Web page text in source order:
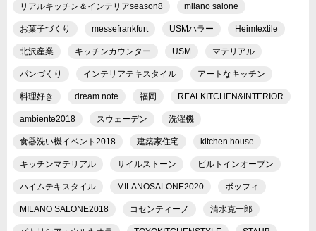
リアルキッチン＆インテリアseason8 milano salone
お菓子づくり messefrankfurt USMハラー Heimtextile
北沢産業 キッチンカウンター USM マテリアル
パンづくり インテリアテキスタイル アートなキッチン
料理好き dream note 福岡 REALKITCHEN&INTERIOR
ambiente2018 スウェーデン 洗濯機
食器洗い機イベント2018 建築家住宅 kitchen house
キッチンマテリアル サイルストーン ビルトインオーブン
ハイムテキスタイル MILANOSALONE2020 ボッフィ
MILANO SALONE2018 コセンティーノ 清水克一郎